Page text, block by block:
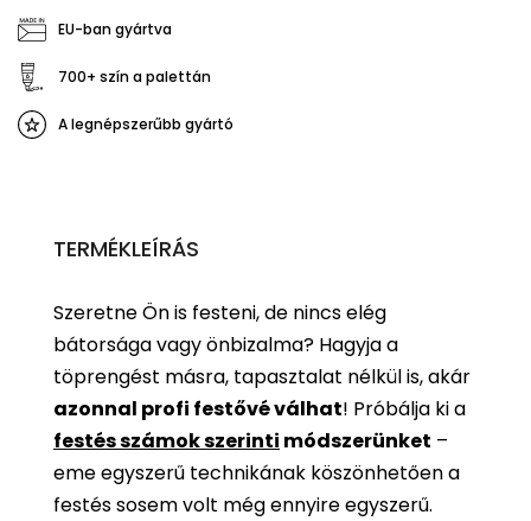
EU-ban gyártva
700+ szín a palettán
A legnépszerűbb gyártó
TERMÉKLEÍRÁS
Szeretne Ön is festeni, de nincs elég
bátorsága vagy önbizalma? Hagyja a
töprengést másra, tapasztalat nélkül is, akár
azonnal profi festővé válhat! Próbálja ki a
festés számok szerinti módszerünket –
eme egyszerű technikának köszönhetően a
festés sosem volt még ennyire egyszerű.